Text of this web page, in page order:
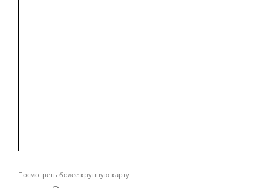
Посмотреть более крупную карту